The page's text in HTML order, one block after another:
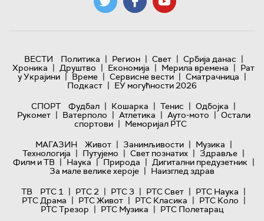
ВЕСТИ Политика | Регион | Свет | Србија данас |
Хроника | Друштво | Економија | Мерила времена | Рат
у Украјини | Време | Сервисне вести | Сматрачница |
Подкаст | ЕУ могућности 2026
СПОРТ
Фудбал | Кошарка | Тенис | Одбојка |
Рукомет | Ватерполо | Атлетика | Ауто-мото | Остали
спортови | Меморијал РТС
МАГАЗИН
Живот | Занимљивости | Музика |
Технологијa | Путујемо | Свет познатих | Здравље |
Филм и ТВ | Наука | Природа | Дигитални предузетник |
За мале велике хероје | Наизглед здрав
ТВ
РТС 1 | РТС 2 | РТС 3 | РТС Свет | РТС Наука |
РТС Драма | РТС Живот | РТС Класика | РТС Коло |
РТС Трезор | РТС Музика | РТС Полетарац